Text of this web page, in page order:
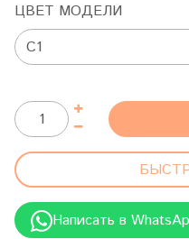
ЦВЕТ МОДЕЛИ
Написать в